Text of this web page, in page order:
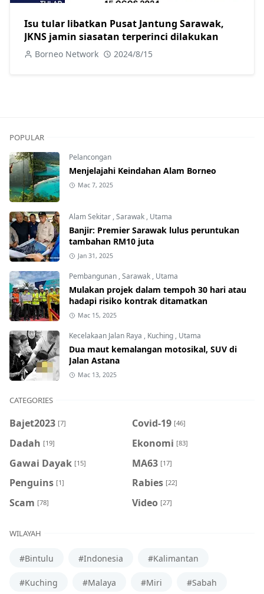
Isu tular libatkan Pusat Jantung Sarawak,
JKNS jamin siasatan terperinci dilakukan
Borneo Network 2024/8/15
POPULAR
Pelancongan
Menjelajahi Keindahan Alam Borneo
Mac 7, 2025
Alam Sekitar ,Sarawak , Utama
Banjir: Premier Sarawak lulus peruntukan
tambahan RM10 juta
Jan 31, 2025
Pembangunan ,Sarawak , Utama
Mulakan projek dalam tempoh 30 hari atau
hadapi risiko kontrak ditamatkan
Mac 15, 2025
Kecelakaan Jalan Raya , Kuching , Utama
Dua maut kemalangan motosikal, SUV di
Jalan Astana
Mac 13, 2025
CATEGORIES
Bajet2023 [7] Covid-19 [46]
Dadah [19] Ekonomi [83]
Gawai Dayak [15] MA63 [17]
Penguins [1] Rabies [22]
Scam [78] Video [27]
WILAYAH
#Bintulu #Indonesia #Kalimantan
#Kuching #Malaya #Miri #Sabah